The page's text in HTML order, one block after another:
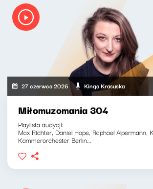
27 czerwca 2026 Kinga Krasuska
Miłomuzomania 304
Playlista audycji:
Max Richter, Daniel Hope, Raphael Alpermann,
Kammerorchester Berlin...